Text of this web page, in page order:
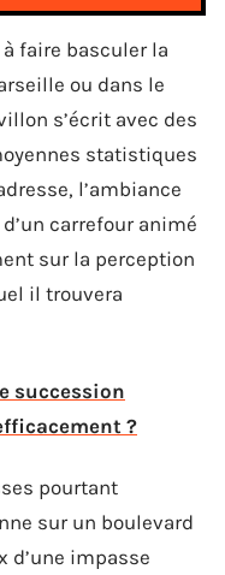
faire basculer la
ou dans le
s’écrit avec des
statistiques
l’ambiance
carrefour animé
sur la perception
il trouvera
succession
?
pourtant
sur un boulevard
d’une impasse